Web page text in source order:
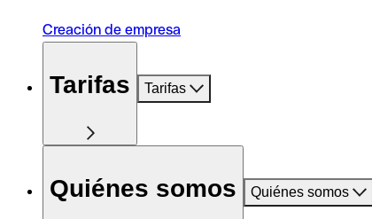
Creación de empresa
Tarifas Tarifas
Quiénes somos Quiénes somos